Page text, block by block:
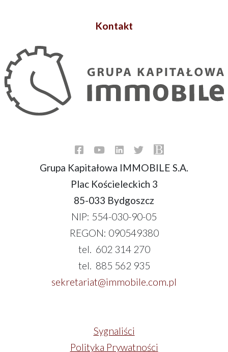
Kontakt
Grupa Kapitałowa IMMOBILE S.A.
Plac Kościeleckich 3
85-033 Bydgoszcz
NIP: 554-030-90-05
REGON: 090549380
tel. 602 314 270
tel. 885 562 935
sekretariat@immobile.com.pl
Sygnaliści
Polityka Prywatności